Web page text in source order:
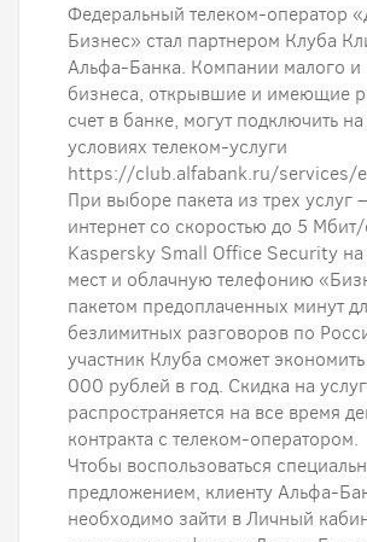
Федеральный телеком-оператор
Бизнес» стал партнером Клуба
Альфа-Банка. Компании малого и
бизнеса, открывшие и имеющие
счет в банке, могут подключить
условиях телеком-услуги
https://club.alfabank.ru/services/
При выборе пакета из трех услуг
интернет со скоростью до 5
Kaspersky Small Office Security
мест и облачную телефонию
пакетом предоплаченных минут
безлимитных разговоров по
участник Клуба сможет
000 рублей в год. Скидка на
распространяется на все время
контракта с телеком-оператором.
Чтобы воспользоваться
предложением, клиенту Альфа-
необходимо зайти в Личный